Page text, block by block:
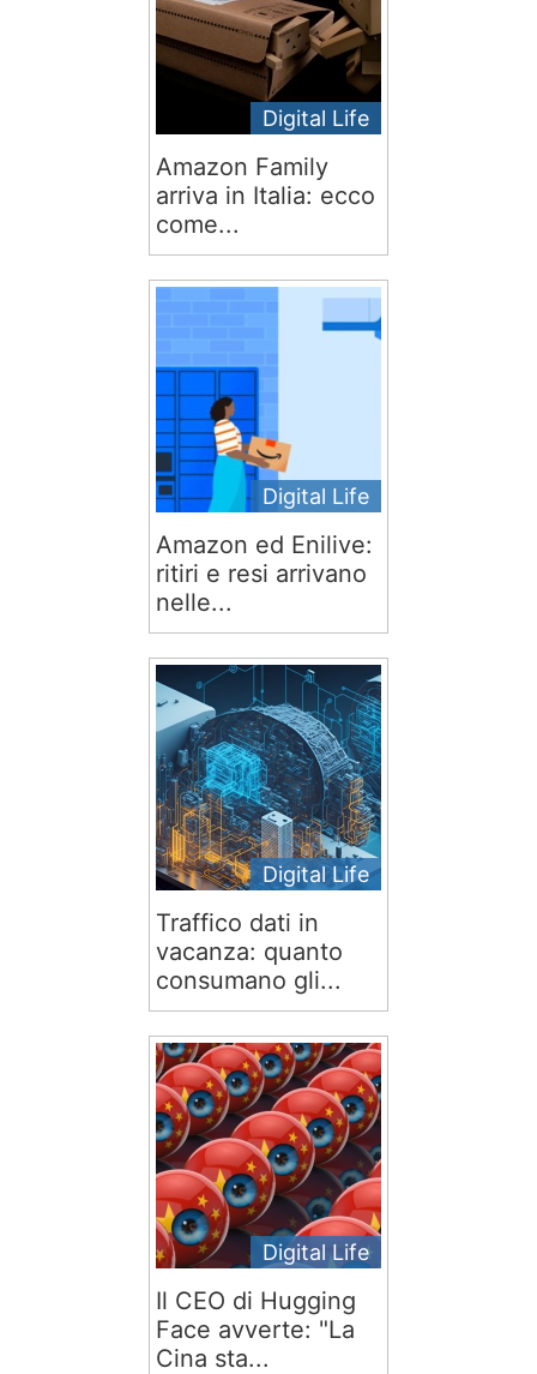
Digital Life
Amazon Family
arriva in Italia: ecco
come...
Digital Life
Amazon ed Enilive:
ritiri e resi arrivano
nelle...
Digital Life
Traffico dati in
vacanza: quanto
consumano gli...
Digital Life
Il CEO di Hugging
Face avverte: "La
Cina sta...